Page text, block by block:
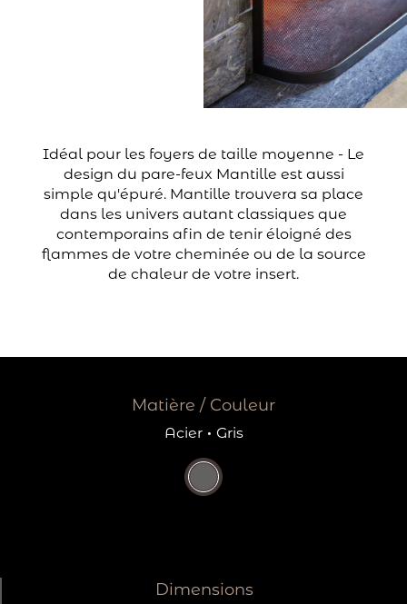
Idéal pour les foyers de taille moyenne - Le
design du pare-feux Mantille est aussi
simple qu'épuré. Mantille trouvera sa place
dans les univers autant classiques que
contemporains afin de tenir éloigné des
flammes de votre cheminée ou de la source
de chaleur de votre insert.
Matière / Couleur
Acier· Gris
Dimensions